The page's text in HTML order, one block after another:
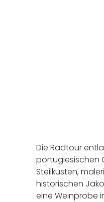
Die Radtour
portugiesischen
Steilküsten,
historischen
eine Weinprobe